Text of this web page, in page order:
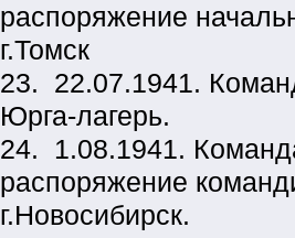
распоряжение
г.Томск
23. 22.07.1941.
Юрга-лагерь.
24. 1.08.1941.
распоряжение
г.Новосибирск.